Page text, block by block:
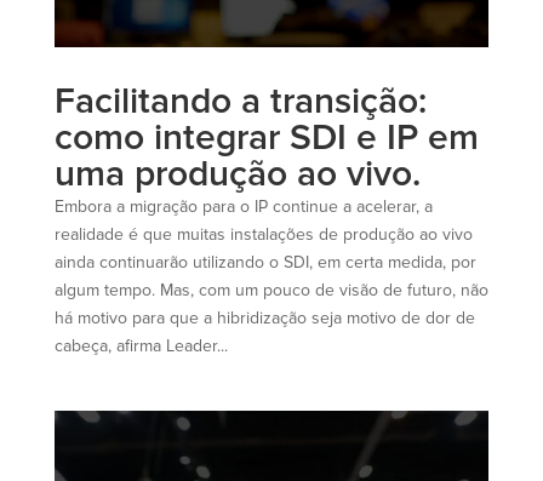
Facilitando a transição:
como integrar SDI e IP em
uma produção ao vivo.
Embora a migração para o IP continue a acelerar, a
realidade é que muitas instalações de produção ao vivo
ainda continuarão utilizando o SDI, em certa medida, por
algum tempo. Mas, com um pouco de visão de futuro, não
há motivo para que a hibridização seja motivo de dor de
cabeça, afirma Leader...